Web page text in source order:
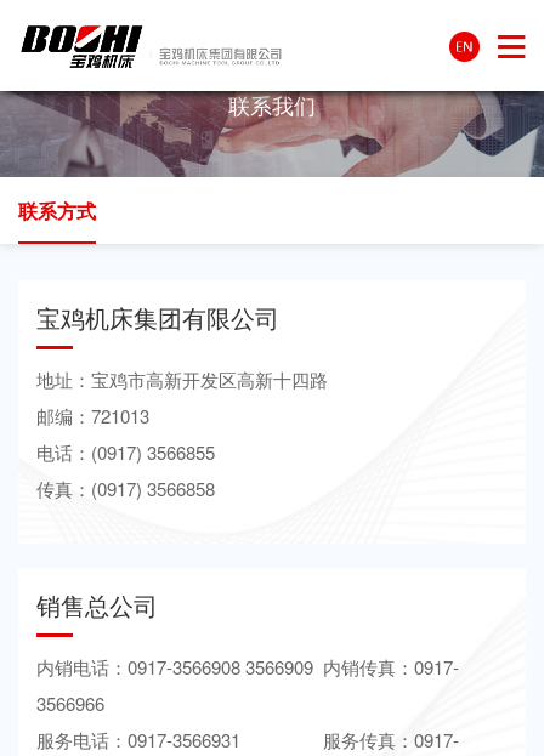
CONTACT US
联系我们
联系方式
宝鸡机床集团有限公司
地址：宝鸡市高新开发区高新十四路
邮编：721013
电话：(0917) 3566855
传真：(0917) 3566858
销售总公司
内销电话：0917-3566908 3566909 内销传真：0917-
3566966
服务电话：0917-3566931 服务传真：0917-